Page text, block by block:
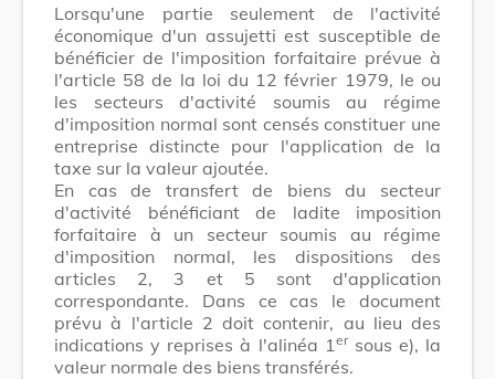
Lorsqu'une partie seulement de l'activité
économique d'un assujetti est susceptible de
bénéficier de l'imposition forfaitaire prévue à
l'article 58 de la loi du 12 février 1979, le ou
les secteurs d'activité soumis au régime
d'imposition normal sont censés constituer une
entreprise distincte pour l'application de la
taxe sur la valeur ajoutée.
En cas de transfert de biens du secteur
d'activité bénéficiant de ladite imposition
forfaitaire à un secteur soumis au régime
d'imposition normal, les dispositions des
articles 2, 3 et 5 sont d'application
correspondante. Dans ce cas le document
prévu à l'article 2 doit contenir, au lieu des
indications y reprises à l'alinéa 1 ersous e), la
valeur normale des biens transférés.